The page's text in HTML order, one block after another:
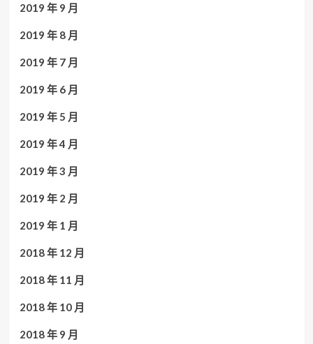
2019 年 9 月
2019 年 8 月
2019 年 7 月
2019 年 6 月
2019 年 5 月
2019 年 4 月
2019 年 3 月
2019 年 2 月
2019 年 1 月
2018 年 12 月
2018 年 11 月
2018 年 10 月
2018 年 9 月